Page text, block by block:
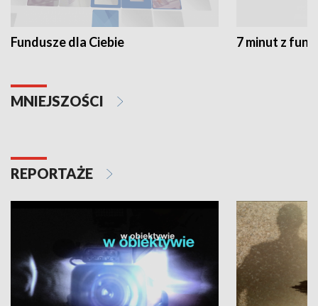
Fundusze dla Ciebie 7 minut z
MNIEJSZOŚCI
REPORTAŻE